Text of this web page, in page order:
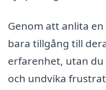
Genom att anlita
bara tillgång till
erfarenhet, utan du
och undvika